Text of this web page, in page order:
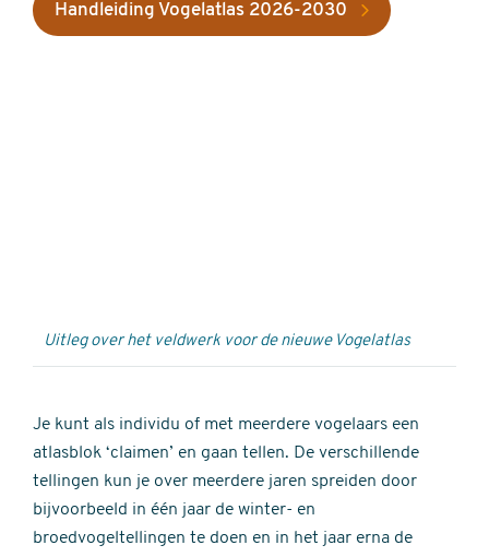
Handleiding Vogelatlas 2026-2030
Uitleg over het veldwerk voor de nieuwe Vogelatlas
Je kunt als individu of met meerdere vogelaars een
atlasblok ‘claimen’ en gaan tellen. De verschillende
tellingen kun je over meerdere jaren spreiden door
bijvoorbeeld in één jaar de winter- en
broedvogeltellingen te doen en in het jaar erna de